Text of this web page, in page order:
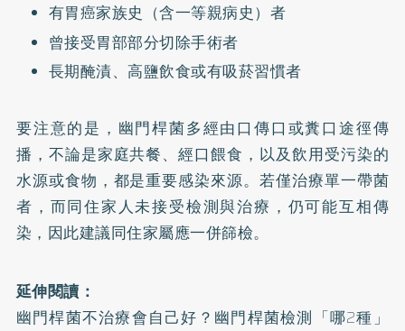
有胃癌家族史（含一等親病史）者
曾接受胃部部分切除手術者
長期醃漬、高鹽飲食或有吸菸習慣者
要注意的是，幽門桿菌多經由口傳口或糞口途徑傳
播，不論是家庭共餐、經口餵食，以及飲用受污染的
水源或食物，都是重要感染來源。若僅治療單一帶菌
者，而同住家人未接受檢測與治療，仍可能互相傳
染，因此建議同住家屬應一併篩檢。
延伸閱讀：
幽門桿菌不治療會自己好？幽門桿菌檢測「哪2種」